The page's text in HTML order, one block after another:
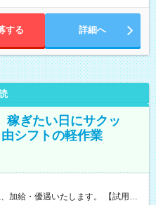
する 詳細へ
稼ぎたい日にサクッ
シフトの軽作業
・優遇いたします。 【試用期